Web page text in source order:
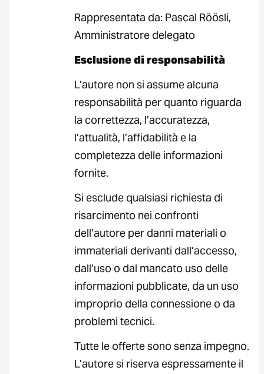
Rappresentata da: Pascal Röösli,
Amministratore delegato
Esclusione di responsabilità
L’autore non si assume alcuna
responsabilità per quanto riguarda
la correttezza, l’accuratezza,
l’attualità, l’affidabilità e la
completezza delle informazioni
fornite.
Si esclude qualsiasi richiesta di
risarcimento nei confronti
dell’autore per danni materiali o
immateriali derivanti dall’accesso,
dall’uso o dal mancato uso delle
informazioni pubblicate, da un uso
improprio della connessione o da
problemi tecnici.
Tutte le offerte sono senza impegno.
L’autore si riserva espressamente il